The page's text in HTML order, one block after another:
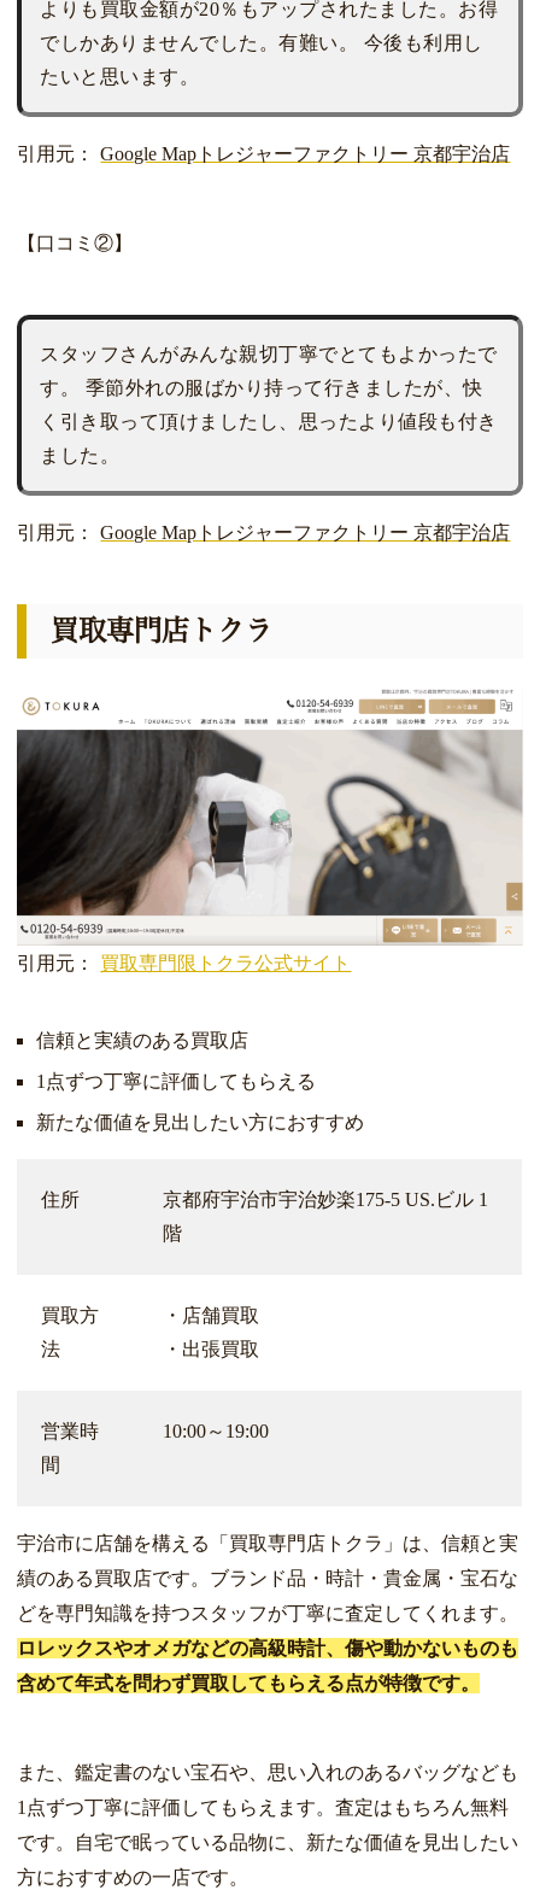
よりも買取金額が20％もアップされたました。お得
でしかありませんでした。有難い。 今後も利用し
たいと思います。
引用元： Google Mapトレジャーファクトリー 京都宇治店
【口コミ②】
スタッフさんがみんな親切丁寧でとてもよかったで
す。 季節外れの服ばかり持って行きましたが、快
く引き取って頂けましたし、思ったより値段も付き
ました。
引用元： Google Mapトレジャーファクトリー 京都宇治店
買取専門店トクラ
引用元： 買取専門限トクラ公式サイト
信頼と実績のある買取店
1点ずつ丁寧に評価してもらえる
新たな価値を見出したい方におすすめ
住所
京都府宇治市宇治妙楽175‐5 US.ビル 1
階
買取方
法
・店舗買取
・出張買取
営業時
間
10:00～19:00
宇治市に店舗を構える「買取専門店トクラ」は、信頼と実
績のある買取店です。ブランド品・時計・貴金属・宝石な
どを専門知識を持つスタッフが丁寧に査定してくれます。
ロレックスやオメガなどの高級時計、傷や動かないものも
含めて年式を問わず買取してもらえる点が特徴です。
また、鑑定書のない宝石や、思い入れのあるバッグなども
1点ずつ丁寧に評価してもらえます。査定はもちろん無料
です。自宅で眠っている品物に、新たな価値を見出したい
方におすすめの一店です。